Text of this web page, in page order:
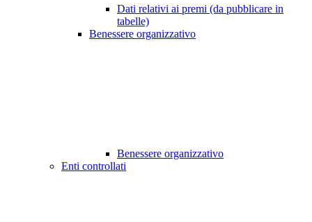
Dati relativi ai premi (da pubblicare in
tabelle)
Benessere organizzativo
Benessere organizzativo
Enti controllati